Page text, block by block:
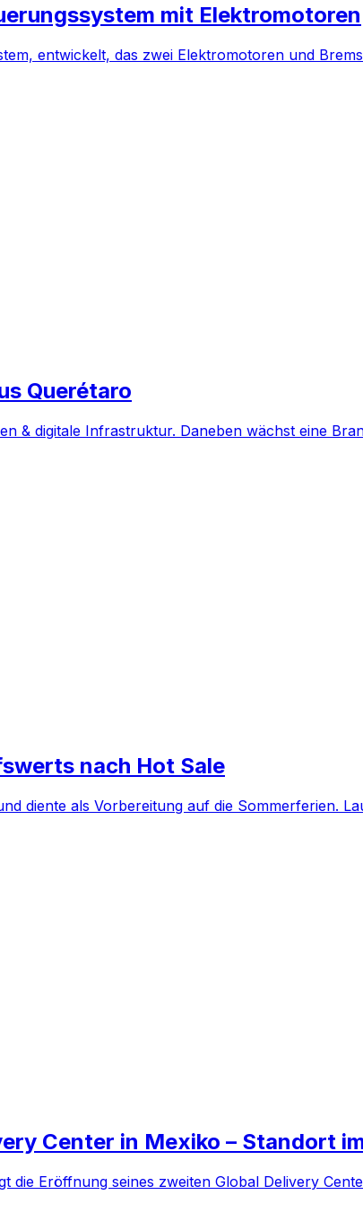
mit Elektromotoren
entwickelt, das zwei Elektromotoren und
Querétaro
& digitale Infrastruktur. Daneben wächst eine
nach Hot Sale
diente als Vorbereitung auf die Sommerferien.
Center in Mexiko – Standort
die Eröffnung seines zweiten Global Delivery